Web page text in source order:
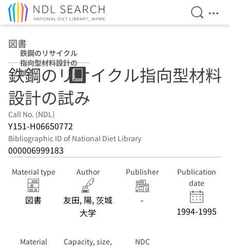
Open
図書
鉄鋼のリサイクル
指向型材料設計の
試み
鉄鋼のリサイクル指向型材料
設計の試み
Call No. (NDL)
Y151-H06650772
Bibliographic ID of National Diet Library
000006999183
Material type
図書
Author
友田, 陽, 茨城
大学
Publisher
-
Publication
date
1994-1995
Material
Capacity, size,
NDC